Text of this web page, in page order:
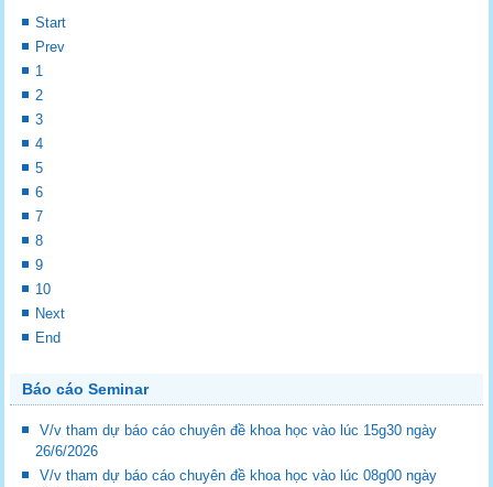
Start
Prev
1
2
3
4
5
6
7
8
9
10
Next
End
Báo cáo Seminar
V/v tham dự báo cáo chuyên đề khoa học vào lúc 15g30 ngày
26/6/2026
V/v tham dự báo cáo chuyên đề khoa học vào lúc 08g00 ngày